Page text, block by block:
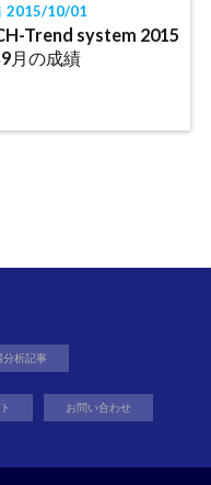
2015/10/01
Trend system 2015
月の成績
分析記事
お問い合わせ